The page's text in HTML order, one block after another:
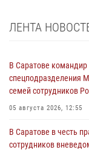
ЛЕНТА
В Саратове
спецподразделения
семей сотрудников
05 августа 2026, 12:55
В Саратове в честь
сотрудников